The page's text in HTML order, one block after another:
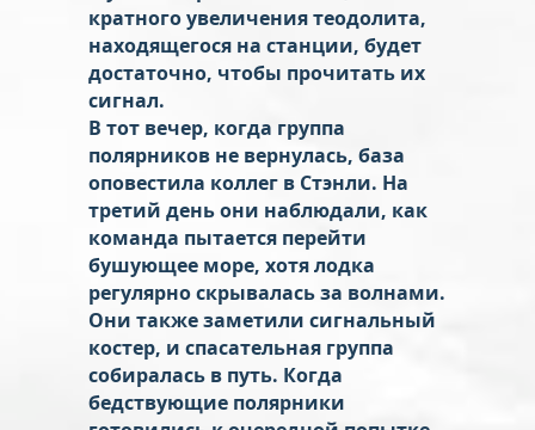
кратного увеличения теодолита,
находящегося на станции, будет
достаточно, чтобы прочитать их
сигнал.
В тот вечер, когда группа
полярников не вернулась, база
оповестила коллег в Стэнли. На
третий день они наблюдали, как
команда пытается перейти
бушующее море, хотя лодка
регулярно скрывалась за волнами.
Они также заметили сигнальный
костер, и спасательная группа
собиралась в путь. Когда
бедствующие полярники